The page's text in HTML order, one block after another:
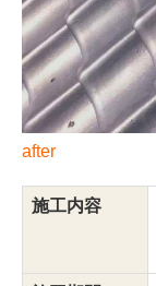
after
施工内容